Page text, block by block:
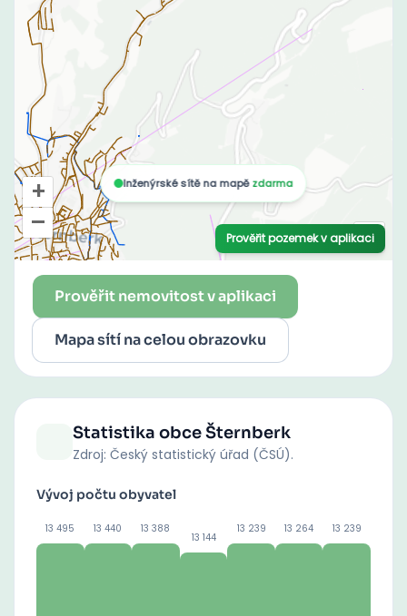
Prověřit nemovitost v aplikaci
Mapa sítí na celou obrazovku
Statistika obceŠternberk
Zdroj: Český statistický úřad (ČSÚ).
Vývoj počtu obyvatel
13 495 13 440 13 388
13 144
13 239 13 264 13 239